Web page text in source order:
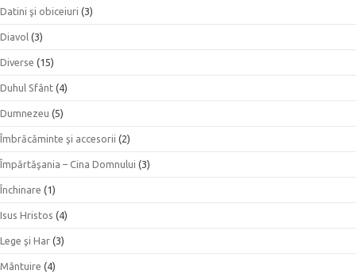
Datini şi obiceiuri (3)
Diavol (3)
Diverse (15)
Duhul Sfânt (4)
Dumnezeu (5)
Îmbrăcăminte şi accesorii (2)
Împărtăşania – Cina Domnului (3)
Închinare (1)
Isus Hristos (4)
Lege şi Har (3)
Mântuire (4)